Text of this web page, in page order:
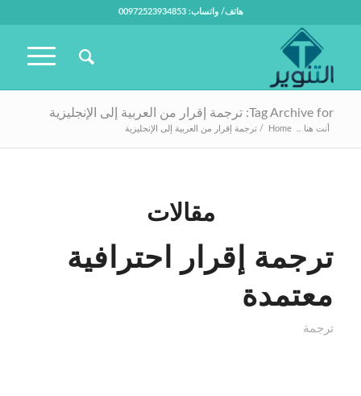
هاتف/ واتساب: 00972523934853
Tag Archive for: ترجمة إقرار من العربية إلى الإنجليزية
أنت هنا .. Home
/ ترجمة إقرار من العربية إلى الإنجليزية
مقالات
ترجمة إقرار احترافية
معتمدة
ترجمة